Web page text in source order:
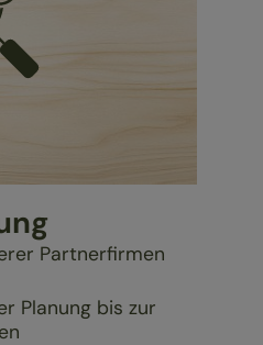
Partnerfirmen
Planung bis zur